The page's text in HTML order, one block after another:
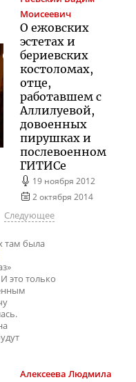
Моисеевич
О ежовских
эстетах и
бериевских
костоломах,
отце,
работавшем с
Аллилуевой,
довоенных
пирушках и
послевоенном
ГИТИСе
19 ноября 2012
2 октября 2014
Следующее
там была
это только
Алексеева Людмила